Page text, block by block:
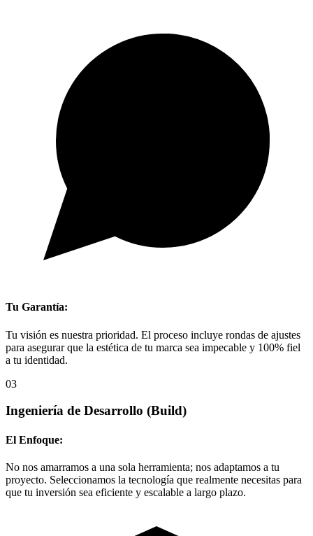
Tu Garantía:
Tu visión es nuestra prioridad. El proceso incluye rondas de ajustes
para asegurar que la estética de tu marca sea impecable y 100% fiel
a tu identidad.
03
Ingeniería de Desarrollo (Build)
El Enfoque:
No nos amarramos a una sola herramienta; nos adaptamos a tu
proyecto. Seleccionamos la tecnología que realmente necesitas para
que tu inversión sea eficiente y escalable a largo plazo.